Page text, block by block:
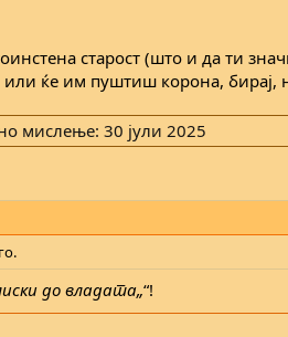
старост (што и да ти
ќе им пуштиш корона, бирај,
мислење: 30 јули 2025
до владата„“!